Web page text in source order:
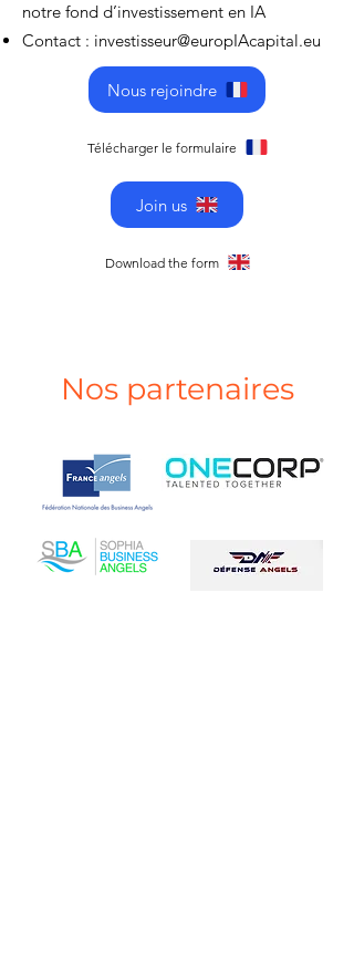
notre fond d’investissement en IA
Contact : investisseur@europIAcapital.eu
Nous rejoindre
Télécharger le formulaire
Join us
Download the form
Nos partenaires